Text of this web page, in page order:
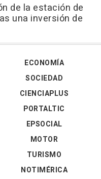
de la estación de
una inversión de
ECONOMÍA
SOCIEDAD
CIENCIAPLUS
PORTALTIC
EPSOCIAL
MOTOR
TURISMO
NOTIMÉRICA